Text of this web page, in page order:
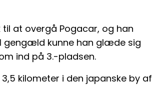
at overgå Pogacar, og han
gengæld kunne han glæde sig
ind på 3.-pladsen.
kilometer i den japanske by af